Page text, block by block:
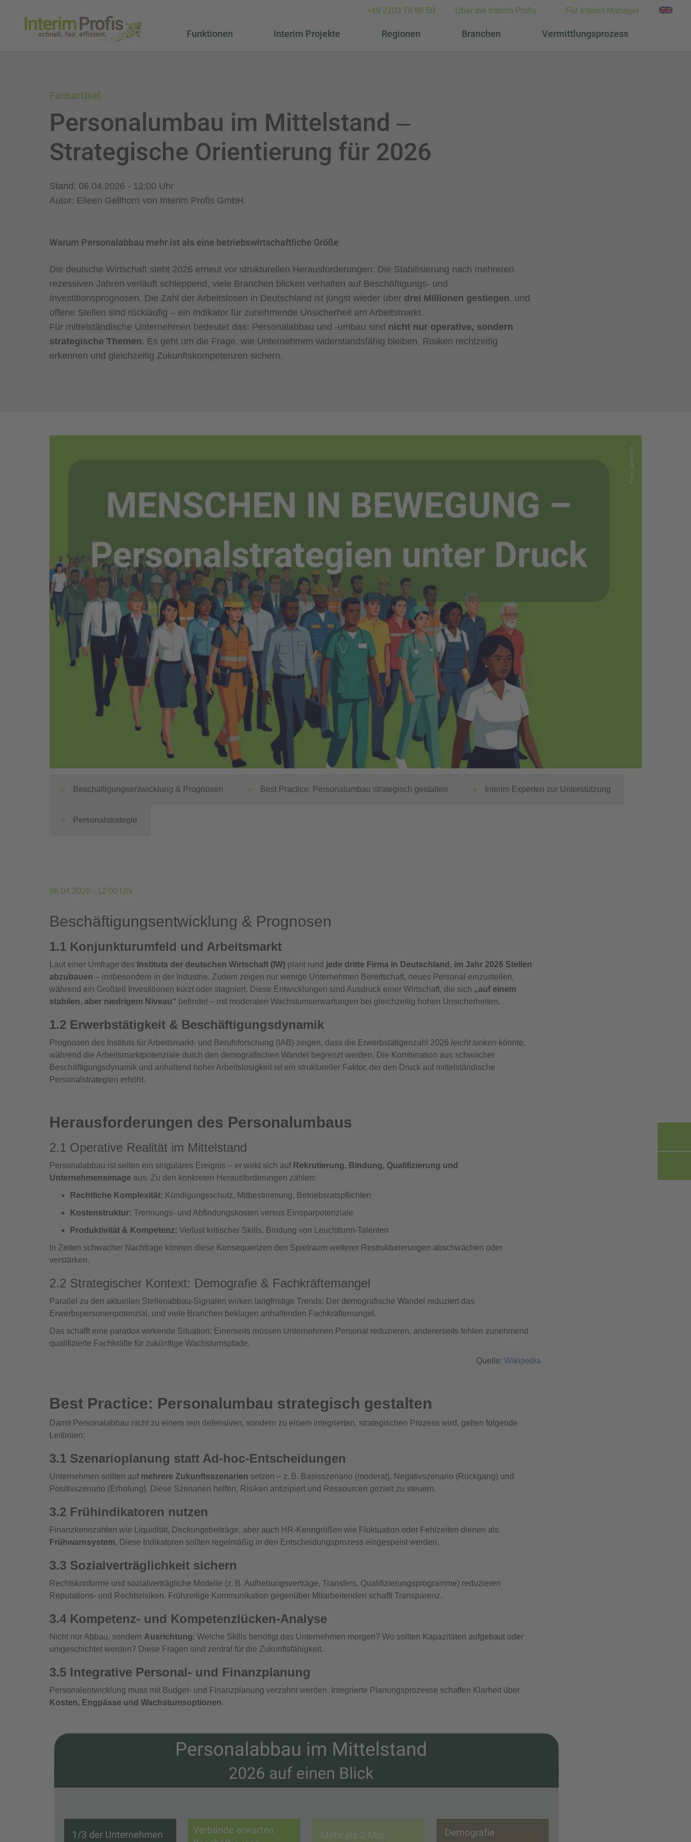
+49 2103 78 98 50 Über die Interim Profis Für Interim Manager
Funktionen Interim Projekte Regionen Branchen Vermittlungsprozess
Fachartikel
Personalumbau im Mittelstand –
Strategische Orientierung für 2026
Stand: 06.04.2026 - 12:00 Uhr
Autor: Eileen Gellhorn von Interim Profis GmbH
Warum Personalabbau mehr ist als eine betriebswirtschaftliche Größe
Die deutsche Wirtschaft steht 2026 erneut vor strukturellen Herausforderungen: Die Stabilisierung nach mehreren
rezessiven Jahren verläuft schleppend, viele Branchen blicken verhalten auf Beschäftigungs‑ und
Investitionsprognosen. Die Zahl der Arbeitslosen in Deutschland ist jüngst wieder über drei Millionen gestiegen, und
offene Stellen sind rückläufig – ein Indikator für zunehmende Unsicherheit am Arbeitsmarkt.
Für mittelständische Unternehmen bedeutet das: Personalabbau und -umbau sind nicht nur operative, sondern
strategische Themen. Es geht um die Frage, wie Unternehmen widerstandsfähig bleiben, Risiken rechtzeitig
erkennen und gleichzeitig Zukunftskompetenzen sichern.
Beschäftigungsentwicklung & Prognosen Best Practice: Personalumbau strategisch gestalten Interim Experten zur Unterstützung
Personalstrategie
06.04.2026 - 12:00 Uhr
Beschäftigungsentwicklung & Prognosen
1.1 Konjunkturumfeld und Arbeitsmarkt
Laut einer Umfrage des Instituts der deutschen Wirtschaft (IW) plant rund jede dritte Firma in Deutschland, im Jahr 2026 Stellen
abzubauen – insbesondere in der Industrie. Zudem zeigen nur wenige Unternehmen Bereitschaft, neues Personal einzustellen,
während ein Großteil Investitionen kürzt oder stagniert. Diese Entwicklungen sind Ausdruck einer Wirtschaft, die sich „auf einem
stabilen, aber niedrigem Niveau“ befindet – mit moderaten Wachstumserwartungen bei gleichzeitig hohen Unsicherheiten.
1.2 Erwerbstätigkeit & Beschäftigungsdynamik
Prognosen des Instituts für Arbeitsmarkt‑ und Berufsforschung (IAB) zeigen, dass die Erwerbstätigenzahl 2026 leicht sinken könnte,
während die Arbeitsmarktpotenziale durch den demografischen Wandel begrenzt werden. Die Kombination aus schwacher
Beschäftigungsdynamik und anhaltend hoher Arbeitslosigkeit ist ein struktureller Faktor, der den Druck auf mittelständische
Personalstrategien erhöht.
Herausforderungen des Personalumbaus
2.1 Operative Realität im Mittelstand
Personalabbau ist selten ein singuläres Ereignis – er wirkt sich auf Rekrutierung, Bindung, Qualifizierung und
Unternehmensimage aus. Zu den konkreten Herausforderungen zählen:
Rechtliche Komplexität: Kündigungsschutz, Mitbestimmung, Betriebsratspflichten
Kostenstruktur: Trennungs‑ und Abfindungskosten versus Einsparpotenziale
Produktivität & Kompetenz: Verlust kritischer Skills, Bindung von Leuchtturm‑Talenten
In Zeiten schwacher Nachfrage können diese Konsequenzen den Spielraum weiterer Restrukturierungen abschwächen oder
verstärken.
2.2 Strategischer Kontext: Demografie & Fachkräftemangel
Parallel zu den aktuellen Stellenabbau‑Signalen wirken langfristige Trends: Der demografische Wandel reduziert das
Erwerbspersonenpotenzial, und viele Branchen beklagen anhaltenden Fachkräftemangel.
Das schafft eine paradox wirkende Situation: Einerseits müssen Unternehmen Personal reduzieren, andererseits fehlen zunehmend
qualifizierte Fachkräfte für zukünftige Wachstumspfade.
Quelle: Wikipedia
Best Practice: Personalumbau strategisch gestalten
Damit Personalabbau nicht zu einem rein defensiven, sondern zu einem integrierten, strategischen Prozess wird, gelten folgende
Leitlinien:
3.1 Szenarioplanung statt Ad‑hoc‑Entscheidungen
Unternehmen sollten auf mehrere Zukunftsszenarien setzen – z. B. Basisszenario (moderat), Negativszenario (Rückgang) und
Positivszenario (Erholung). Diese Szenarien helfen, Risiken antizipiert und Ressourcen gezielt zu steuern.
3.2 Frühindikatoren nutzen
Finanzkennzahlen wie Liquidität, Deckungsbeiträge, aber auch HR‑Kenngrößen wie Fluktuation oder Fehlzeiten dienen als
Frühwarnsystem. Diese Indikatoren sollten regelmäßig in den Entscheidungsprozess eingespeist werden.
3.3 Sozialverträglichkeit sichern
Rechtskonforme und sozialverträgliche Modelle (z. B. Aufhebungsverträge, Transfers, Qualifizierungsprogramme) reduzieren
Reputations‑ und Rechtsrisiken. Frühzeitige Kommunikation gegenüber Mitarbeitenden schafft Transparenz.
3.4 Kompetenz- und Kompetenzlücken‑Analyse
Nicht nur Abbau, sondern Ausrichtung: Welche Skills benötigt das Unternehmen morgen? Wo sollten Kapazitäten aufgebaut oder
umgeschichtet werden? Diese Fragen sind zentral für die Zukunftsfähigkeit.
3.5 Integrative Personal‑ und Finanzplanung
Personalentwicklung muss mit Budget‑ und Finanzplanung verzahnt werden. Integrierte Planungsprozesse schaffen Klarheit über
Kosten, Engpässe und Wachstumsoptionen.